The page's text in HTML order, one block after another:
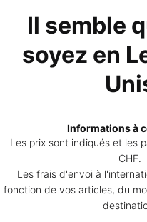
sous 14
LES BESOINS
Il semble
soyez en
Informations à
Les prix sont indiqués et les
CHF.
Les frais d'envoi à
fonction de vos articles, du